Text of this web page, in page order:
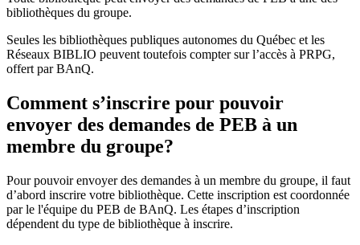
bibliothèques du groupe.
Seules les bibliothèques publiques autonomes du Québec et les
Réseaux BIBLIO peuvent toutefois compter sur l’accès à PRPG,
offert par BAnQ.
Comment s’inscrire pour pouvoir
envoyer des demandes de PEB à un
membre du groupe?
Pour pouvoir envoyer des demandes à un membre du groupe, il faut
d’abord inscrire votre bibliothèque. Cette inscription est coordonnée
par le l'équipe du PEB de BAnQ. Les étapes d’inscription
dépendent du type de bibliothèque à inscrire.